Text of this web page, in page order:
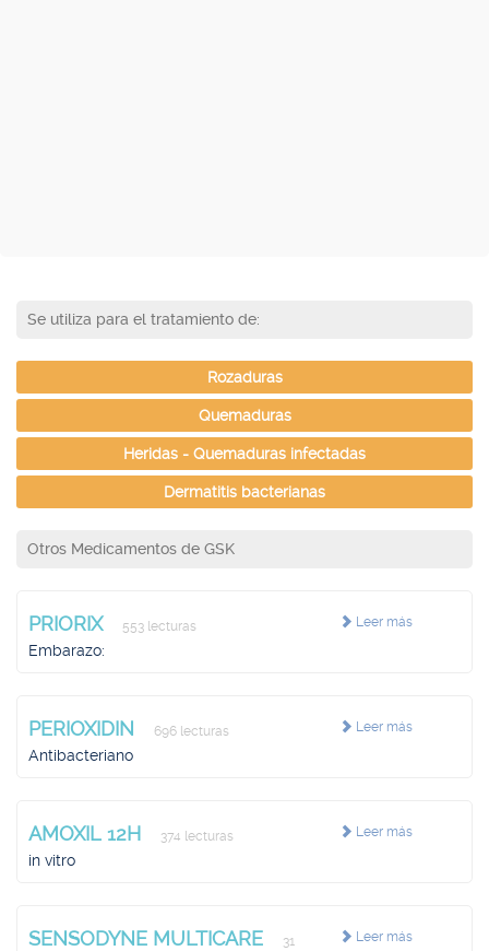
Se utiliza para el tratamiento de:
Rozaduras
Quemaduras
Heridas - Quemaduras infectadas
Dermatitis bacterianas
Otros Medicamentos de GSK
Leer más
PRIORIX 553 lecturas
Embarazo:
Leer más
PERIOXIDIN 696 lecturas
Antibacteriano
Leer más
AMOXIL 12H 374 lecturas
in vitro
Leer más
SENSODYNE MULTICARE
31